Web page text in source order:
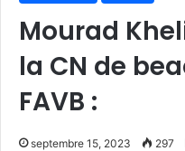
Mourad
la CN de
FAVB :
septembre 15, 2023 297